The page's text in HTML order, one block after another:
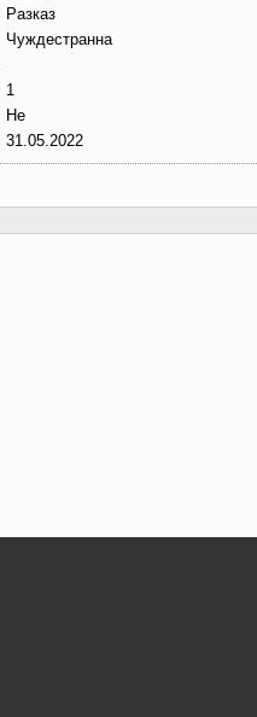
Разказ
Чуждестранна
1
Не
31.05.2022